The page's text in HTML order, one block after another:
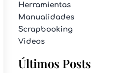
Herramientas
Manualidades
Scrapbooking
Videos
Últimos Posts